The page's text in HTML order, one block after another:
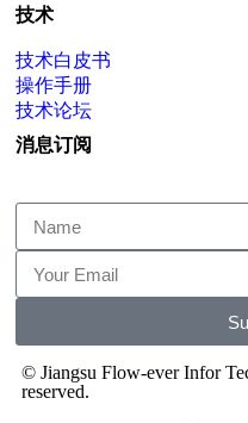
技术
技术白皮书
操作手册
技术论坛
消息订阅
© Jiangsu Flow-ever Infor
reserved.